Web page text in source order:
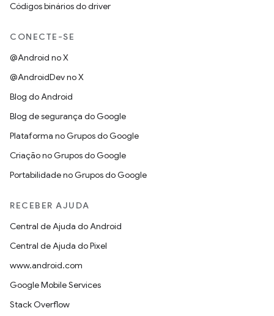
Códigos binários do driver
CONECTE-SE
@Android no X
@AndroidDev no X
Blog do Android
Blog de segurança do Google
Plataforma no Grupos do Google
Criação no Grupos do Google
Portabilidade no Grupos do Google
RECEBER AJUDA
Central de Ajuda do Android
Central de Ajuda do Pixel
www.android.com
Google Mobile Services
Stack Overflow